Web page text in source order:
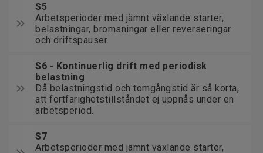
S5
Arbetsperioder med jämnt växlande starter,
belastningar, bromsningar eller reverseringar
och driftspauser.
S6 - Kontinuerlig drift med periodisk
belastning
Då belastningstid och tomgångstid är så korta,
att fortfarighetstillståndet ej uppnås under en
arbetsperiod.
S7
Arbetsperioder med jämnt växlande starter,